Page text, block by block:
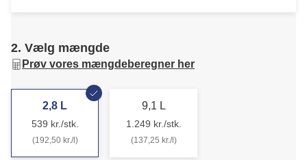
2. Vælg mængde
Prøv vores mængdeberegner her
2,8 L
539 kr./stk.
(192,50 kr./l)
9,1 L
1.249 kr./stk.
(137,25 kr./l)